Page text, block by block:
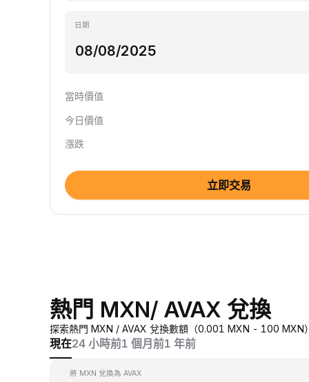
日期
當時價值
今日價值
漲跌
立即交易
熱門 MXN/ AVAX 兌換
探索熱門 MXN / AVAX 兌換數額（0.001 MXN - 100 MXN
現在24 小時前1 個月前1 年前
將 MXN 兌換為 AVAX